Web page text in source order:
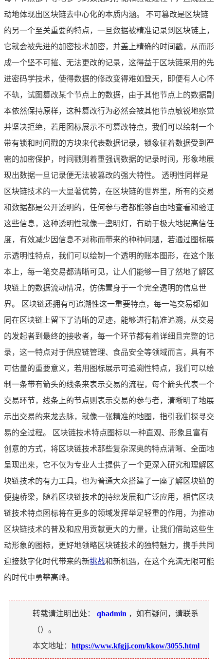
动地体现出区块链去中心化的本质内涵。 不可篡改是区块链
的另一个至关重要的特点，一旦数据被精准记录到区块链上，
它就会被先进的加密技术加密，并盖上精确的时间戳，从而形
成一个坚不可摧、无法更改的记录，这得益于区块链采用的先
进密码学技术，使得数据的修改变得难如登天，即便有人心怀
不轨，试图篡改某个节点上的数据，由于其他节点上的数据副
本依然保持原样，这种篡改行为必然会被其他节点敏锐地察觉
并坚决拒绝，若用图标展示不可篡改特点，我们可以绘制一个
带有锁和时间戳的方块来代表数据记录，锁象征着数据受到严
密的加密保护，时间戳则着重强调数据的记录时间，形象地展
现出数据一旦记录便无法被篡改的强大特性。 透明性同样是
区块链技术的一大显著优势，在区块链的世界里，所有的交易
和数据都是公开透明的，任何参与者都能够自由地查看和验证
这些信息，这种透明性就像一盏明灯，有助于极大地提高信任
度，有效减少因信息不对称而带来的种种问题，若通过图标展
示透明性特点，我们可以绘制一个透明的账本图形，在这个账
本上，每一笔交易都清晰可见，让人们能够一目了然地了解区
块链上的数据流动情况，仿佛置身于一个完全透明的信息世
界。 区块链还拥有可追溯性这一重要特点，每一笔交易都如
同在区块链上留下了清晰的足迹，能够进行精准追溯，从交易
的发起者到最终的接收者，每一个环节都有着详细且完整的记
录，这一特点对于供应链管理、食品安全等领域而言，具有不
可估量的重要意义，若用图标展示可追溯性特点，我们可以绘
制一条带有箭头的线条来表示交易的流程，每个箭头代表一个
交易环节，线条上的节点则表示交易的参与者，清晰明了地展
示出交易的来龙去脉，就像一张精准的地图，指引我们探寻交
易的全过程。 区块链技术特点图标以一种直观、形象且富有
创意的方式，将区块链技术那些复杂深奥的特点清晰、全面地
呈现出来，它不仅为专业人士提供了一个更深入研究和理解区
块链技术的有力工具，也为普通大众搭建了一座了解区块链的
便捷桥梁，随着区块链技术的持续发展和广泛应用，相信区块
链技术特点图标将在更多的领域发挥举足轻重的作用，为推动
区块链技术的普及和应用贡献更大的力量，让我们借助这些生
动形象的图标，更好地领略区块链技术的独特魅力，携手共同
迎接数字化时代带来的新挑战和新机遇，在这个充满无限可能
的时代中勇攀高峰。
转载请注明出处： qbadmin ，如有疑问，请联系
（）。
本文地址： https://www.kfgjj.com/kkow/3055.html